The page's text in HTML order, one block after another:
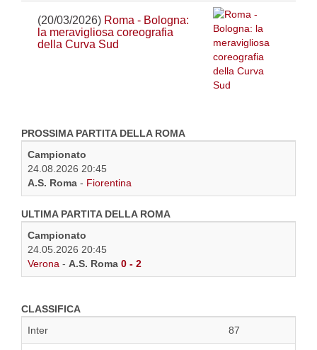
(20/03/2026) Roma - Bologna:
la meravigliosa coreografia
della Curva Sud
PROSSIMA PARTITA DELLA ROMA
Campionato
24.08.2026 20:45
A.S. Roma - Fiorentina
ULTIMA PARTITA DELLA ROMA
Campionato
24.05.2026 20:45
Verona - A.S. Roma 0 - 2
CLASSIFICA
Inter
87